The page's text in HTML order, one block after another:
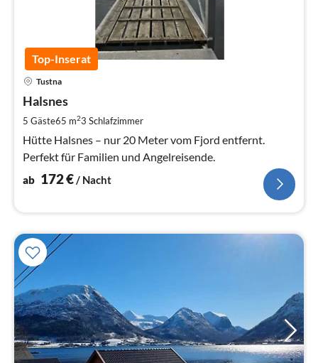
Top-Inserat
Tustna
Halsnes
5 Gäste65 m23 Schlafzimmer
Hütte Halsnes – nur 20 Meter vom Fjord entfernt.
Perfekt für Familien und Angelreisende.
ab 172€/ Nacht